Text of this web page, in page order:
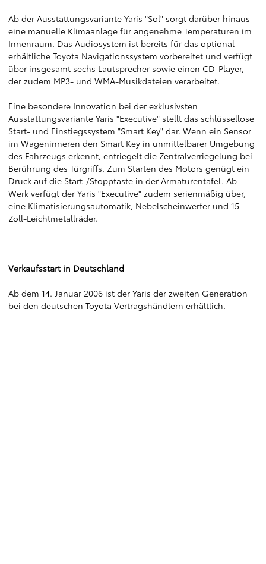
Ab der Ausstattungsvariante Yaris "Sol" sorgt darüber hinaus
eine manuelle Klimaanlage für angenehme Temperaturen im
Innenraum. Das Audiosystem ist bereits für das optional
erhältliche Toyota Navigationssystem vorbereitet und verfügt
über insgesamt sechs Lautsprecher sowie einen CD-Player,
der zudem MP3- und WMA-Musikdateien verarbeitet.
Eine besondere Innovation bei der exklusivsten
Ausstattungsvariante Yaris "Executive" stellt das schlüssellose
Start- und Einstiegssystem "Smart Key" dar. Wenn ein Sensor
im Wageninneren den Smart Key in unmittelbarer Umgebung
des Fahrzeugs erkennt, entriegelt die Zentralverriegelung bei
Berührung des Türgriffs. Zum Starten des Motors genügt ein
Druck auf die Start-/Stopptaste in der Armaturentafel. Ab
Werk verfügt der Yaris "Executive" zudem serienmäßig über,
eine Klimatisierungsautomatik, Nebelscheinwerfer und 15-
Zoll-Leichtmetallräder.
Verkaufsstart in Deutschland
Ab dem 14. Januar 2006 ist der Yaris der zweiten Generation
bei den deutschen Toyota Vertragshändlern erhältlich.